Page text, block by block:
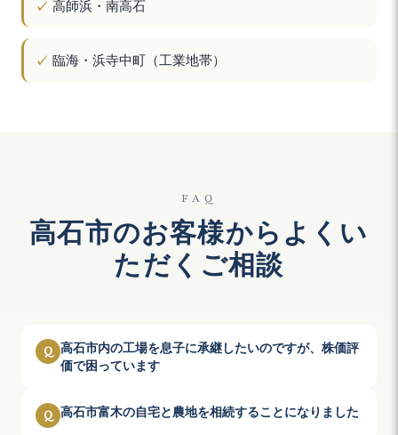
高師浜・南高石
臨海・浜寺中町（工業地帯）
FAQ
高石市のお客様からよくい
ただくご相談
Q 高石市内の工場を息子に承継したいのですが、株価評
価で困っています
Q 高石市富木の自宅と農地を相続することになりました